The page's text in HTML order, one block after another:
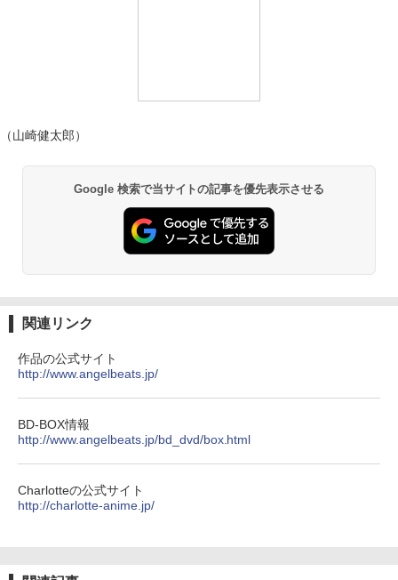
（山崎健太郎）
Google 検索で当サイトの記事を優先表示させる
関連リンク
作品の公式サイト
http://www.angelbeats.jp/
BD-BOX情報
http://www.angelbeats.jp/bd_dvd/box.html
Charlotteの公式サイト
http://charlotte-anime.jp/